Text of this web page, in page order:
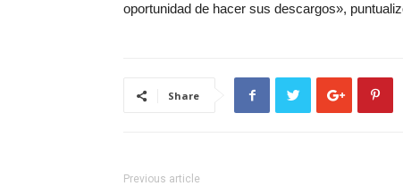
oportunidad de hacer sus descargos»,
Share
Previous article